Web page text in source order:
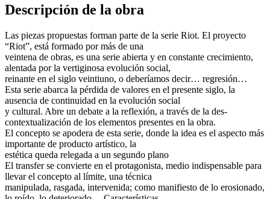
Descripción de la obra
Las piezas propuestas forman parte de la serie Riot. El proyecto
“Riot”, está formado por más de una
veintena de obras, es una serie abierta y en constante crecimiento,
alentada por la vertiginosa evolución social,
reinante en el siglo veintiuno, o deberíamos decir… regresión…
Esta serie abarca la pérdida de valores en el presente siglo, la
ausencia de continuidad en la evolución social
y cultural. Abre un debate a la reflexión, a través de la des-
contextualización de los elementos presentes en la obra.
El concepto se apodera de esta serie, donde la idea es el aspecto más
importante de producto artístico, la
estética queda relegada a un segundo plano
El transfer se convierte en el protagonista, medio indispensable para
llevar el concepto al límite, una técnica
manipulada, rasgada, intervenida; como manifiesto de lo erosionado,